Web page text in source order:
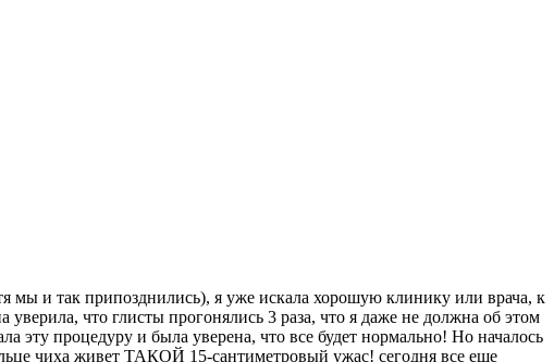
мы и так припозднились), я уже искала хорошую клинику или врача, к
что глисты прогонялись 3 раза, что я даже не должна об этом
эту процедуру и была уверена, что все будет нормально! Но началось
чиха живет ТАКОЙ 15-сантиметровый ужас! сегодня все еще